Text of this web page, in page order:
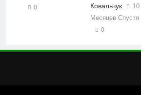
0
Ковальчук
10
Месяцев Спустя
0